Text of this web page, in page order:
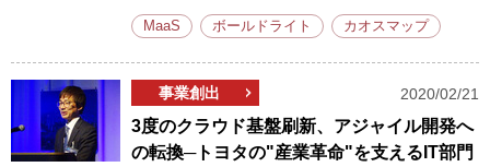
MaaS ボールドライト カオスマップ
事業創出 2020/02/21
3度のクラウド基盤刷新、アジャイル開発へ
の転換─トヨタの"産業革命"を支えるIT部門